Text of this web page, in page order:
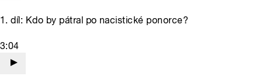
1. díl: Kdo by pátral po nacistické ponorce?
3:04